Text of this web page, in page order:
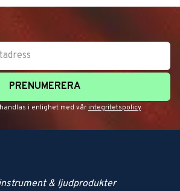
PRENUMERERA
i enlighet med vår integritetspolicy.
& ljudprodukter